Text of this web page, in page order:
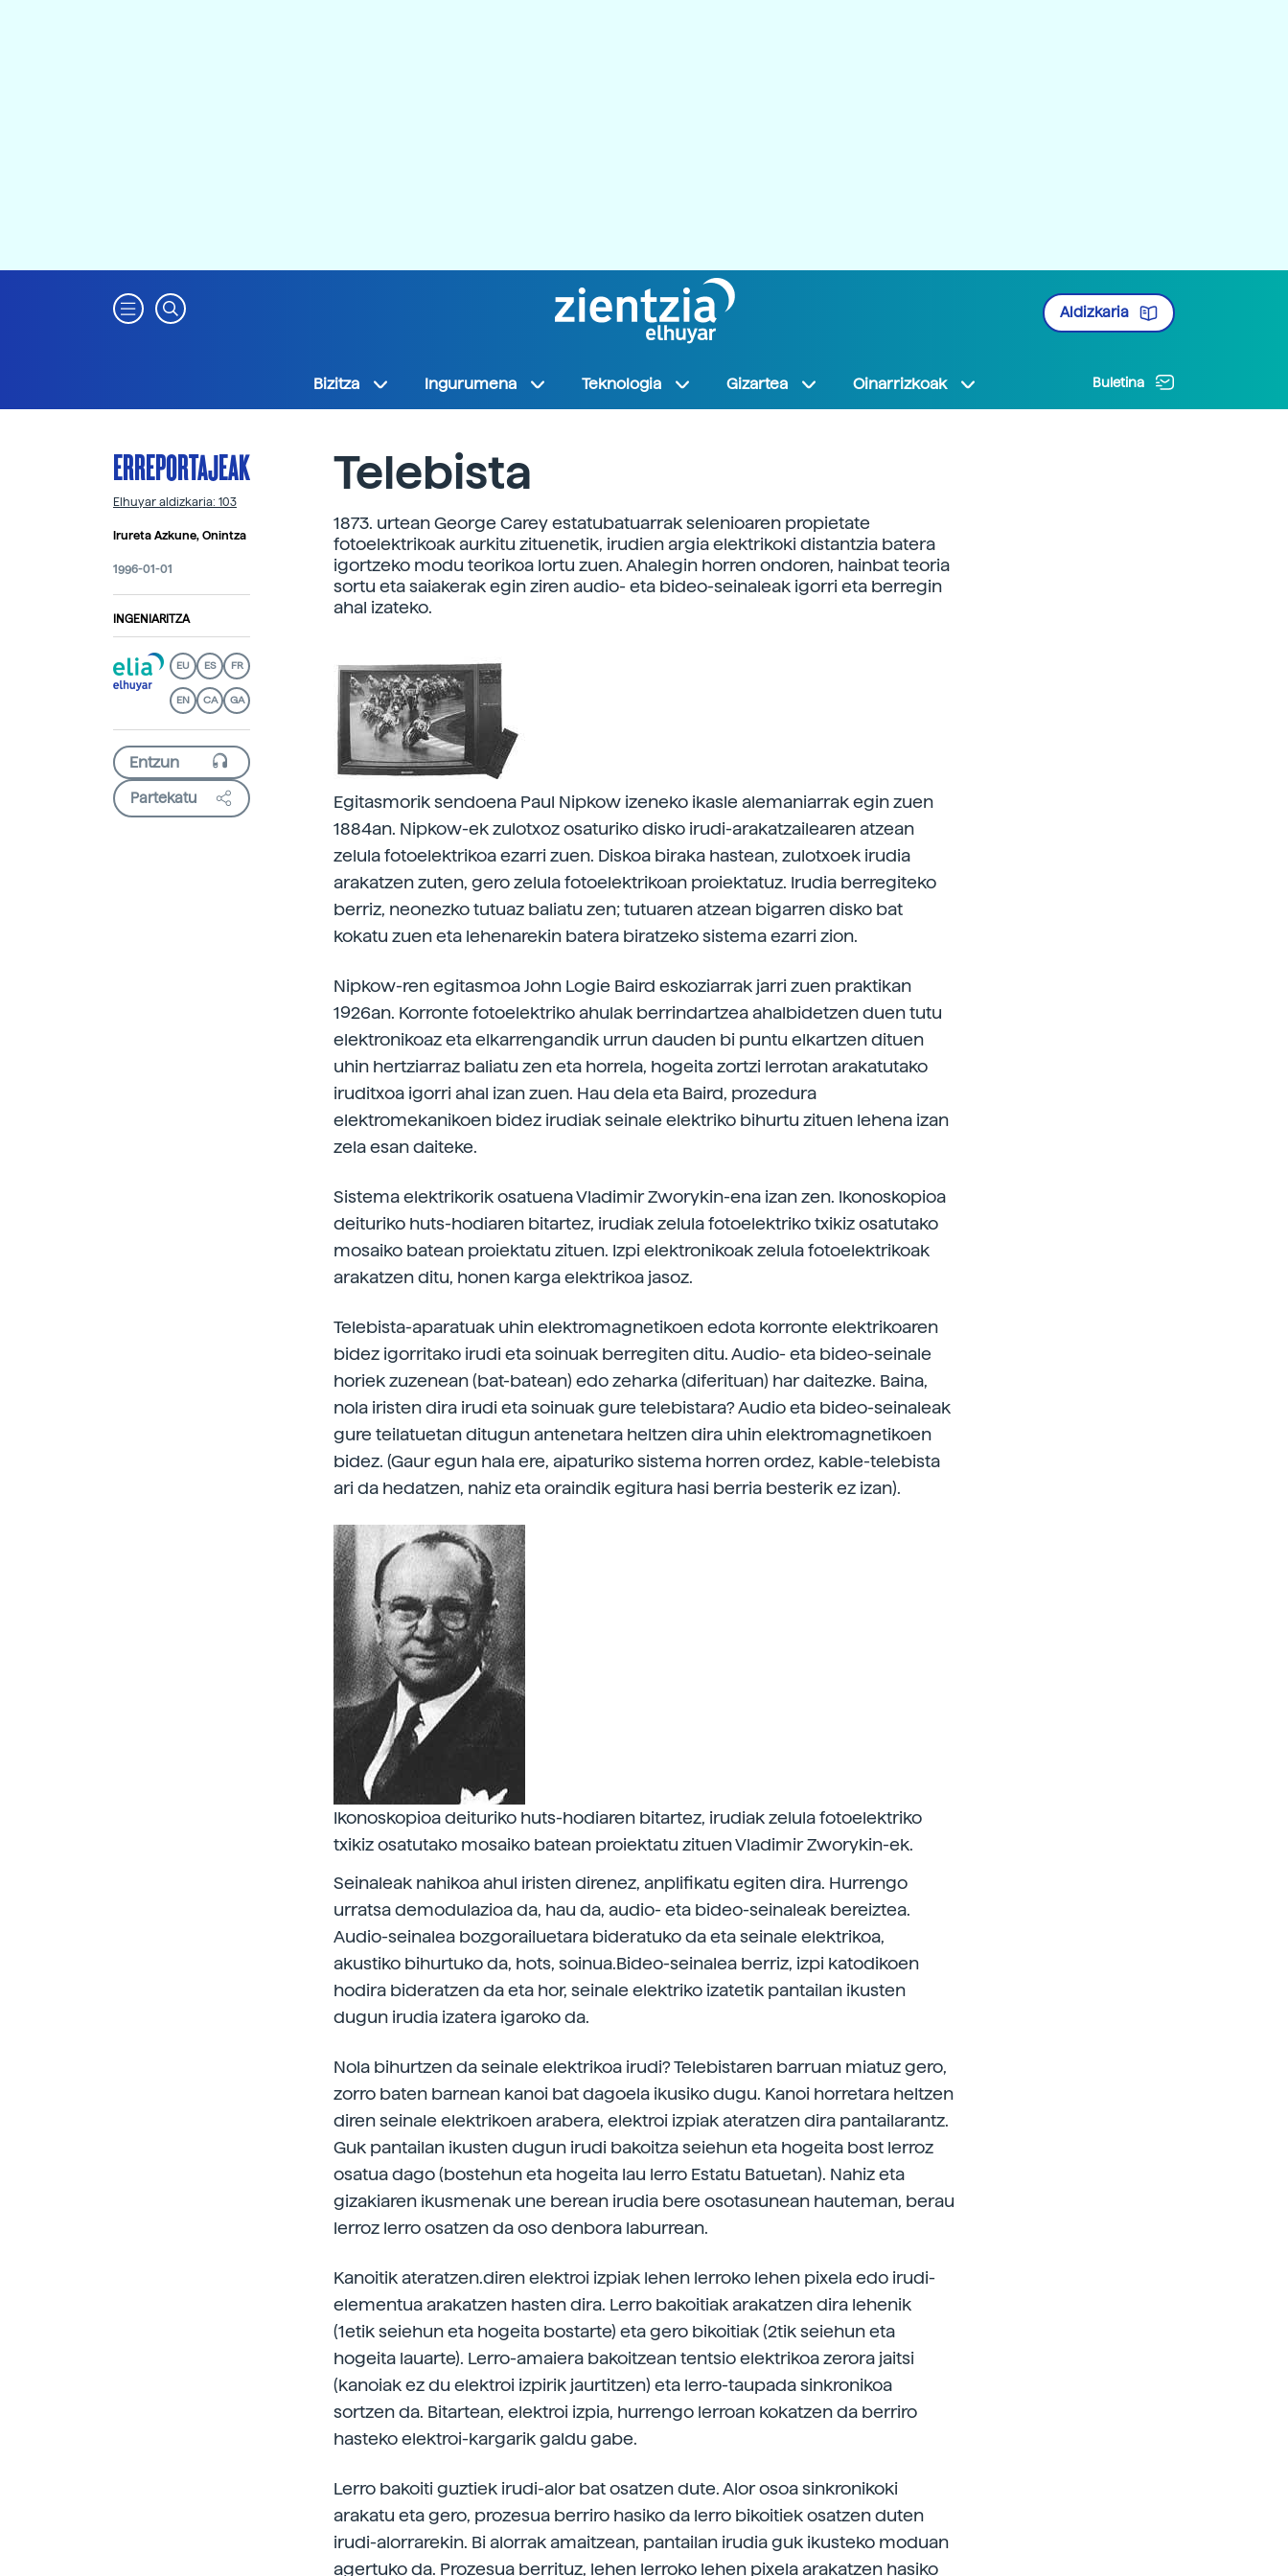
Aldizkaria
Bizitza Ingurumena Teknologia Gizartea Oinarrizkoak Buletina
ERREPORTAJEAK
Elhuyar aldizkaria: 103
Irureta Azkune, Onintza
1996-01-01
INGENIARITZA
EU ES FR
EN CA GA
Partekatu
Telebista
1873. urtean George Carey estatubatuarrak selenioaren propietate
fotoelektrikoak aurkitu zituenetik, irudien argia elektrikoki distantzia batera
igortzeko modu teorikoa lortu zuen. Ahalegin horren ondoren, hainbat teoria
sortu eta saiakerak egin ziren audio- eta bideo-seinaleak igorri eta berregin
ahal izateko.
Egitasmorik sendoena Paul Nipkow izeneko ikasle alemaniarrak egin zuen
1884an. Nipkow-ek zulotxoz osaturiko disko irudi-arakatzailearen atzean
zelula fotoelektrikoa ezarri zuen. Diskoa biraka hastean, zulotxoek irudia
arakatzen zuten, gero zelula fotoelektrikoan proiektatuz. Irudia berregiteko
berriz, neonezko tutuaz baliatu zen; tutuaren atzean bigarren disko bat
kokatu zuen eta lehenarekin batera biratzeko sistema ezarri zion.
Nipkow-ren egitasmoa John Logie Baird eskoziarrak jarri zuen praktikan
1926an. Korronte fotoelektriko ahulak berrindartzea ahalbidetzen duen tutu
elektronikoaz eta elkarrengandik urrun dauden bi puntu elkartzen dituen
uhin hertziarraz baliatu zen eta horrela, hogeita zortzi lerrotan arakatutako
iruditxoa igorri ahal izan zuen. Hau dela eta Baird, prozedura
elektromekanikoen bidez irudiak seinale elektriko bihurtu zituen lehena izan
zela esan daiteke.
Sistema elektrikorik osatuena Vladimir Zworykin-ena izan zen. lkonoskopioa
deituriko huts-hodiaren bitartez, irudiak zelula fotoelektriko txikiz osatutako
mosaiko batean proiektatu zituen. Izpi elektronikoak zelula fotoelektrikoak
arakatzen ditu, honen karga elektrikoa jasoz.
Telebista-aparatuak uhin elektromagnetikoen edota korronte elektrikoaren
bidez igorritako irudi eta soinuak berregiten ditu. Audio- eta bideo-seinale
horiek zuzenean (bat-batean) edo zeharka (diferituan) har daitezke. Baina,
nola iristen dira irudi eta soinuak gure telebistara? Audio eta bideo-seinaleak
gure teilatuetan ditugun antenetara heltzen dira uhin elektromagnetikoen
bidez. (Gaur egun hala ere, aipaturiko sistema horren ordez, kable-telebista
ari da hedatzen, nahiz eta oraindik egitura hasi berria besterik ez izan).
Ikonoskopioa deituriko huts-hodiaren bitartez, irudiak zelula fotoelektriko
txikiz osatutako mosaiko batean proiektatu zituen Vladimir Zworykin-ek.
Seinaleak nahikoa ahul iristen direnez, anplifikatu egiten dira. Hurrengo
urratsa demodulazioa da, hau da, audio- eta bideo-seinaleak bereiztea.
Audio-seinalea bozgorailuetara bideratuko da eta seinale elektrikoa,
akustiko bihurtuko da, hots, soinua.Bideo-seinalea berriz, izpi katodikoen
hodira bideratzen da eta hor, seinale elektriko izatetik pantailan ikusten
dugun irudia izatera igaroko da.
Nola bihurtzen da seinale elektrikoa irudi? Telebistaren barruan miatuz gero,
zorro baten barnean kanoi bat dagoela ikusiko dugu. Kanoi horretara heltzen
diren seinale elektrikoen arabera, elektroi izpiak ateratzen dira pantailarantz.
Guk pantailan ikusten dugun irudi bakoitza seiehun eta hogeita bost lerroz
osatua dago (bostehun eta hogeita lau lerro Estatu Batuetan). Nahiz eta
gizakiaren ikusmenak une berean irudia bere osotasunean hauteman, berau
lerroz lerro osatzen da oso denbora laburrean.
Kanoitik ateratzen.diren elektroi izpiak lehen lerroko lehen pixela edo irudi-
elementua arakatzen hasten dira. Lerro bakoitiak arakatzen dira lehenik
(1etik seiehun eta hogeita bostarte) eta gero bikoitiak (2tik seiehun eta
hogeita lauarte). Lerro-amaiera bakoitzean tentsio elektrikoa zerora jaitsi
(kanoiak ez du elektroi izpirik jaurtitzen) eta lerro-taupada sinkronikoa
sortzen da. Bitartean, elektroi izpia, hurrengo lerroan kokatzen da berriro
hasteko elektroi-kargarik galdu gabe.
Lerro bakoiti guztiek irudi-alor bat osatzen dute. Alor osoa sinkronikoki
arakatu eta gero, prozesua berriro hasiko da lerro bikoitiek osatzen duten
irudi-alorrarekin. Bi alorrak amaitzean, pantailan irudia guk ikusteko moduan
agertuko da. Prozesua berrituz, lehen lerroko lehen pixela arakatzen hasiko